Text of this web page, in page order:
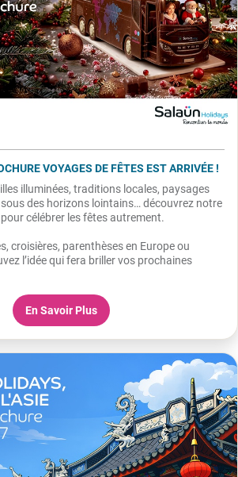
VOYAGES DE FÊTES EST ARRIVÉE !
illuminées, traditions locales, paysages
des horizons lointains… découvrez notre
célébrer les fêtes autrement.
croisières, parenthèses en Europe ou
l’idée qui fera briller vos prochaines
En Savoir Plus